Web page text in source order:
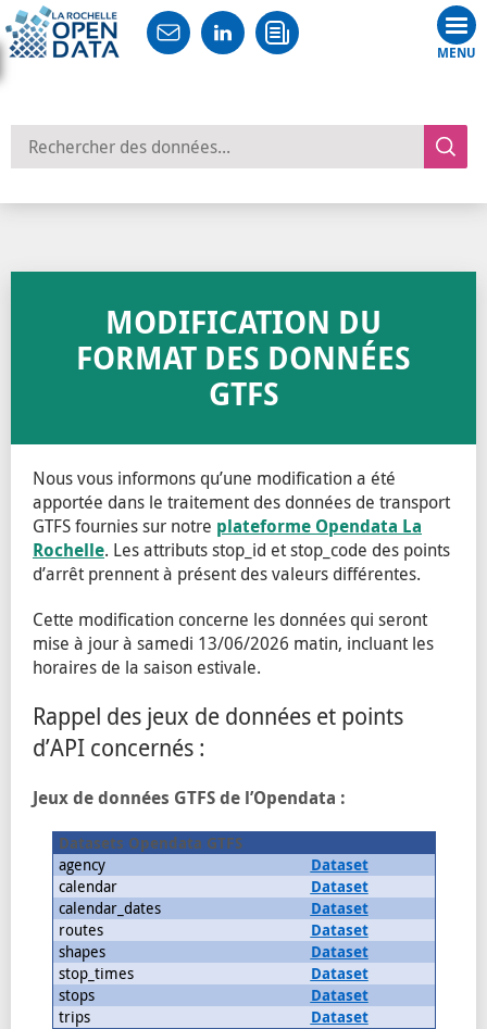
Rechercher des données
MODIFICATION DU
FORMAT DES DONNÉES
GTFS
Nous vous informons qu’une modification a été
apportée dans le traitement des données de transport
GTFS fournies sur notre plateforme Opendata La
Rochelle. Les attributs stop_id et stop_code des points
d’arrêt prennent à présent des valeurs différentes.
Cette modification concerne les données qui seront
mise à jour à samedi 13/06/2026 matin, incluant les
horaires de la saison estivale.
Rappel des jeux de données et points
d’API concernés :
Jeux de données GTFS de l’Opendata :
Datasets Opendata GTFS
agency Dataset
calendar Dataset
calendar_dates Dataset
routes Dataset
shapes Dataset
stop_times Dataset
stops Dataset
trips Dataset